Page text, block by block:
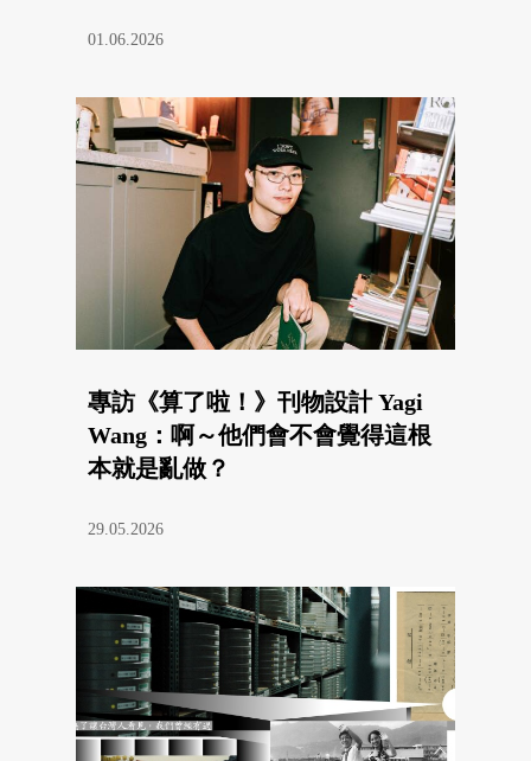
01.06.2026
專訪《算了啦！》刊物設計 Yagi
Wang：啊～他們會不會覺得這根
本就是亂做？
29.05.2026